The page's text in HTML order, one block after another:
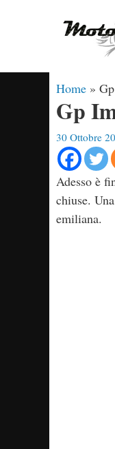
Home »
Gp
30 Ottobre
Adesso è
chiuse.
emiliana.